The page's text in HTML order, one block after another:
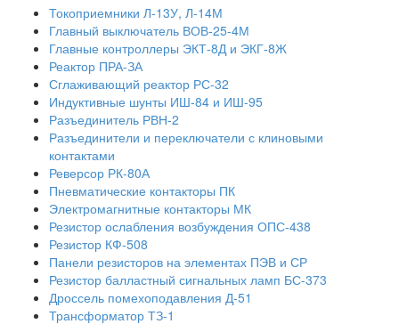
Токоприемники Л-13У, Л-14М
Главный выключатель ВОВ-25-4М
Главные контроллеры ЭКТ-8Д и ЭКГ-8Ж
Реактор ПРА-ЗА
Сглаживающий реактор РС-32
Индуктивные шунты ИШ-84 и ИШ-95
Разъединитель РВН-2
Разъединители и переключатели с клиновыми
контактами
Реверсор РК-80А
Пневматические контакторы ПК
Электромагнитные контакторы МК
Резистор ослабления возбуждения ОПС-438
Резистор КФ-508
Панели резисторов на элементах ПЭВ и СР
Резистор балластный сигнальных ламп БС-373
Дроссель помехоподавления Д-51
Трансформатор ТЗ-1